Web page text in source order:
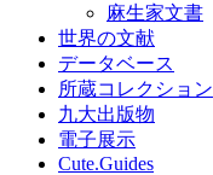
麻生家文書
世界の文献
データベース
所蔵コレクション
九大出版物
電子展示
Cute.Guides